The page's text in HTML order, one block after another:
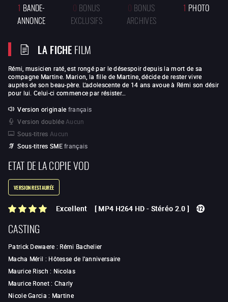
1 BANDE-
ANNONCE
0 BONUS
EXCLUSIFS
0 BONUS
ARCHIVES
1 PHOTO
LA FICHEFILM
Rémi, musicien raté, est rongé par le désespoir depuis la mort de sa
compagne Martine. Marion, la fille de Martine, décide de rester vivre
auprès de son beau-père. L’adolescente de 14 ans avoue à Rémi son désir
pour lui. Celui-ci commence par résister…
Version originale français
Version doublée Aucun
Sous-titres Aucun
Sous-titres SME français
ETAT DE LA COPIE VOD
VERSION RESTAURÉE
Excellent [ MP4 H264 HD - Stéréo 2.0 ]
CASTING
Patrick Dewaere : Rémi Bachelier
Macha Méril : Hôtesse de l'anniversaire
Maurice Risch : Nicolas
Maurice Ronet: Charly
Nicole Garcia : Martine